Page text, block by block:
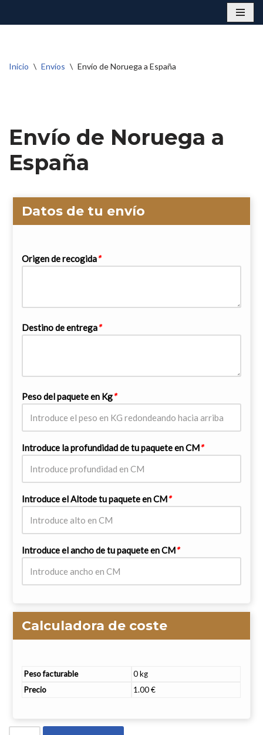
Inicio \ Envíos \ Envío de Noruega a España
Envío de Noruega a
España
Datos de tu envío
Origen de recogida*
Destino de entrega*
Peso del paquete en Kg*
Introduce la profundidad de tu paquete en CM*
Introduce el Altode tu paquete en CM*
Introduce el ancho de tu paquete en CM*
Calculadora de coste
Peso facturable
0 kg
Precio
1.00 €